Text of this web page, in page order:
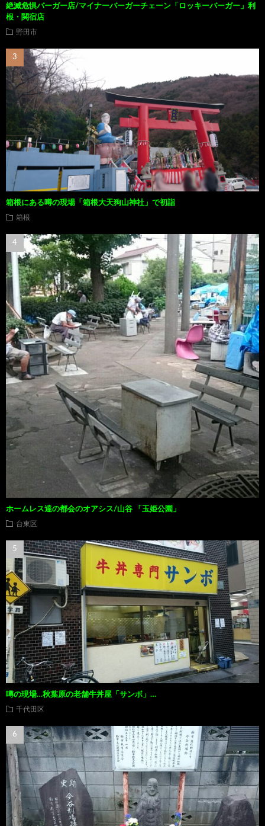
絶滅危惧バーガー店/マイナーバーガーチェーン「ロッキーバーガー」利
根・関宿店
野田市
箱根にある噂の現場「箱根大天狗山神社」で初詣
箱根
ホームレス達の都会のオアシス/山谷 「玉姫公園」
台東区
噂の現場…秋葉原の老舗牛丼屋「サンボ」…
千代田区